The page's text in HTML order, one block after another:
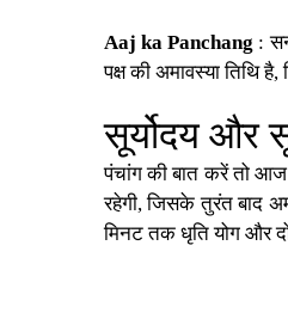
Aaj ka Panchang :
पक्ष की अमावस्या तिथि
सूर्योदय और
पंचांग की बात करें तो आज
रहेगी, जिसके तुरंत बाद
मिनट तक धृति योग और